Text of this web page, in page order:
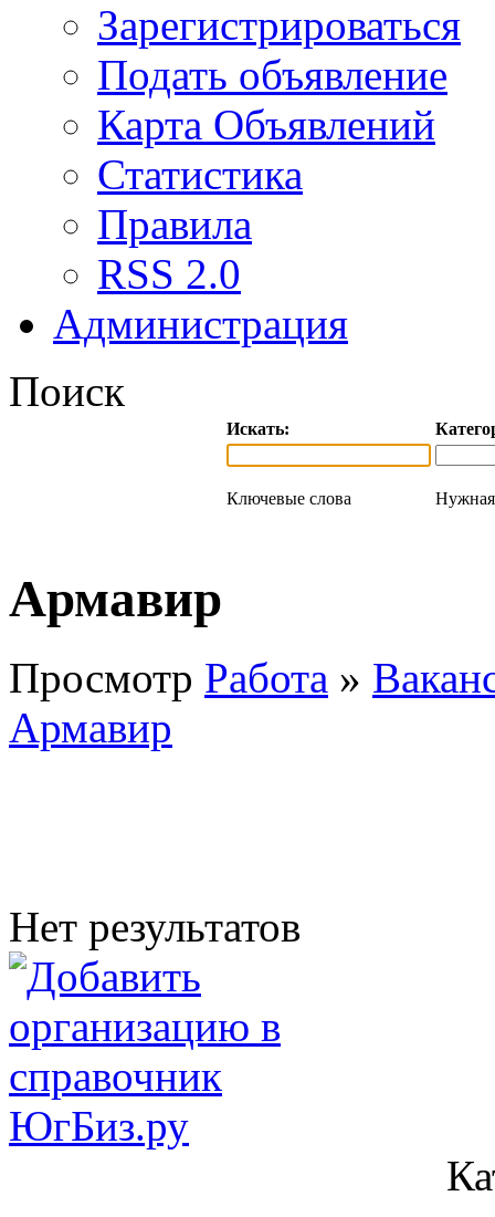
Зарегистрироваться
Подать объявление
Карта Объявлений
Статистика
Правила
RSS 2.0
Администрация
Поиск
Искать:
Ключевые слова Нужная
Армавир
Просмотр Работа »
Армавир
Нет результатов